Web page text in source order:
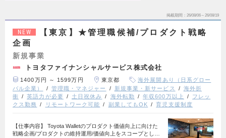
掲載期間 26/08/06～26/08/19
NEW
【東京】★管理職候補/プロダクト戦略
企画
新規事業
トヨタファイナンシャルサービス株式会社
1400万円 ～ 1599万円 東京都
海外展開あり（日系グロー
バル企業）
管理職・マネジャー 新規事業・新サービス
海外折
衝
英語力が必要 土日祝休み 海外転勤 年収600万以上
フレッ
クス勤務
リモートワーク可能 副業してもOK 育児支援制度
【仕事内容】 Toyota Walletのプロダクト価値向上に向けた
戦略企画/プロダクトの維持運用/価値向上をスコープとし…